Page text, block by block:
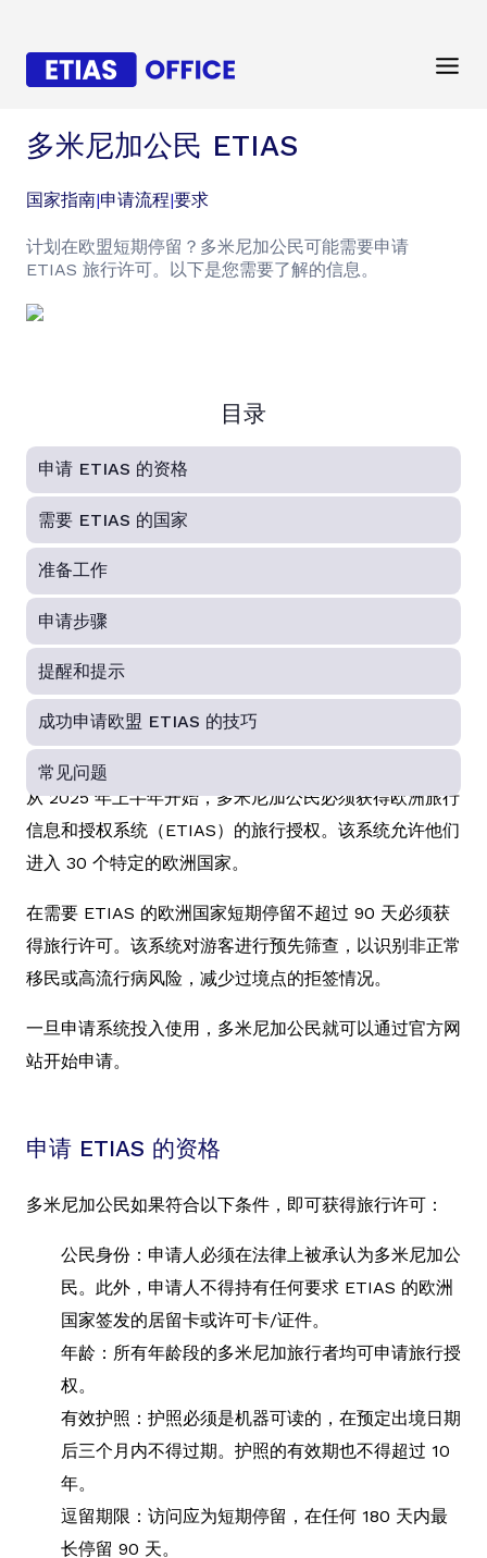
多米尼加公民 ETIAS
国家指南|申请流程|要求
计划在欧盟短期停留？多米尼加公民可能需要申请
ETIAS 旅行许可。以下是您需要了解的信息。
目录
申请 ETIAS 的资格
需要 ETIAS 的国家
准备工作
申请步骤
提醒和提示
成功申请欧盟 ETIAS 的技巧
常见问题
从 2025 年上半年开始，多米尼加公民必须获得欧洲旅行
信息和授权系统（ETIAS）的旅行授权。该系统允许他们
进入 30 个特定的欧洲国家。
在需要 ETIAS 的欧洲国家短期停留不超过 90 天必须获
得旅行许可。该系统对游客进行预先筛查，以识别非正常
移民或高流行病风险，减少过境点的拒签情况。
一旦申请系统投入使用，多米尼加公民就可以通过官方网
站开始申请。
申请 ETIAS 的资格
多米尼加公民如果符合以下条件，即可获得旅行许可：
公民身份：申请人必须在法律上被承认为多米尼加公
民。此外，申请人不得持有任何要求 ETIAS 的欧洲
国家签发的居留卡或许可卡/证件。
年龄：所有年龄段的多米尼加旅行者均可申请旅行授
权。
有效护照：护照必须是机器可读的，在预定出境日期
后三个月内不得过期。护照的有效期也不得超过 10
年。
逗留期限：访问应为短期停留，在任何 180 天内最
长停留 90 天。